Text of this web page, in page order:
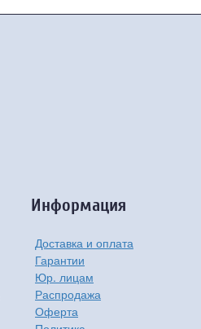
Информация
Доставка и оплата
Гарантии
Юр. лицам
Распродажа
Оферта